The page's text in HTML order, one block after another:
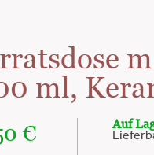
ml,
€ Auf